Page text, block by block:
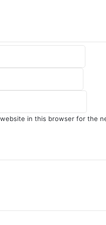
website in this browser for the